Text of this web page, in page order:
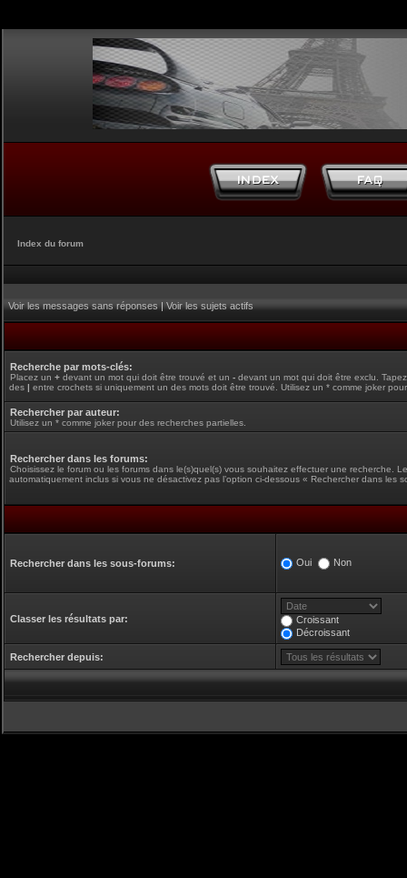
Index du forum
Voir les messages sans réponses|Voir les sujets actifs
Recherche par mots-clés:
Placez un + devant un mot qui doit être trouvé et un - devant un mot qui doit être exclu.
des | entre crochets si uniquement un des mots doit être trouvé. Utilisez un * comme joker
Rechercher par auteur:
Utilisez un * comme joker pour des recherches partielles.
Rechercher dans les forums:
Choisissez le forum ou les forums dans le(s)quel(s) vous souhaitez effectuer une recherche.
automatiquement inclus si vous ne désactivez pas l’option ci-dessous « Rechercher dans les
Rechercher dans les sous-forums: Oui Non
Classer les résultats par:
Croissant
Décroissant
Rechercher depuis: